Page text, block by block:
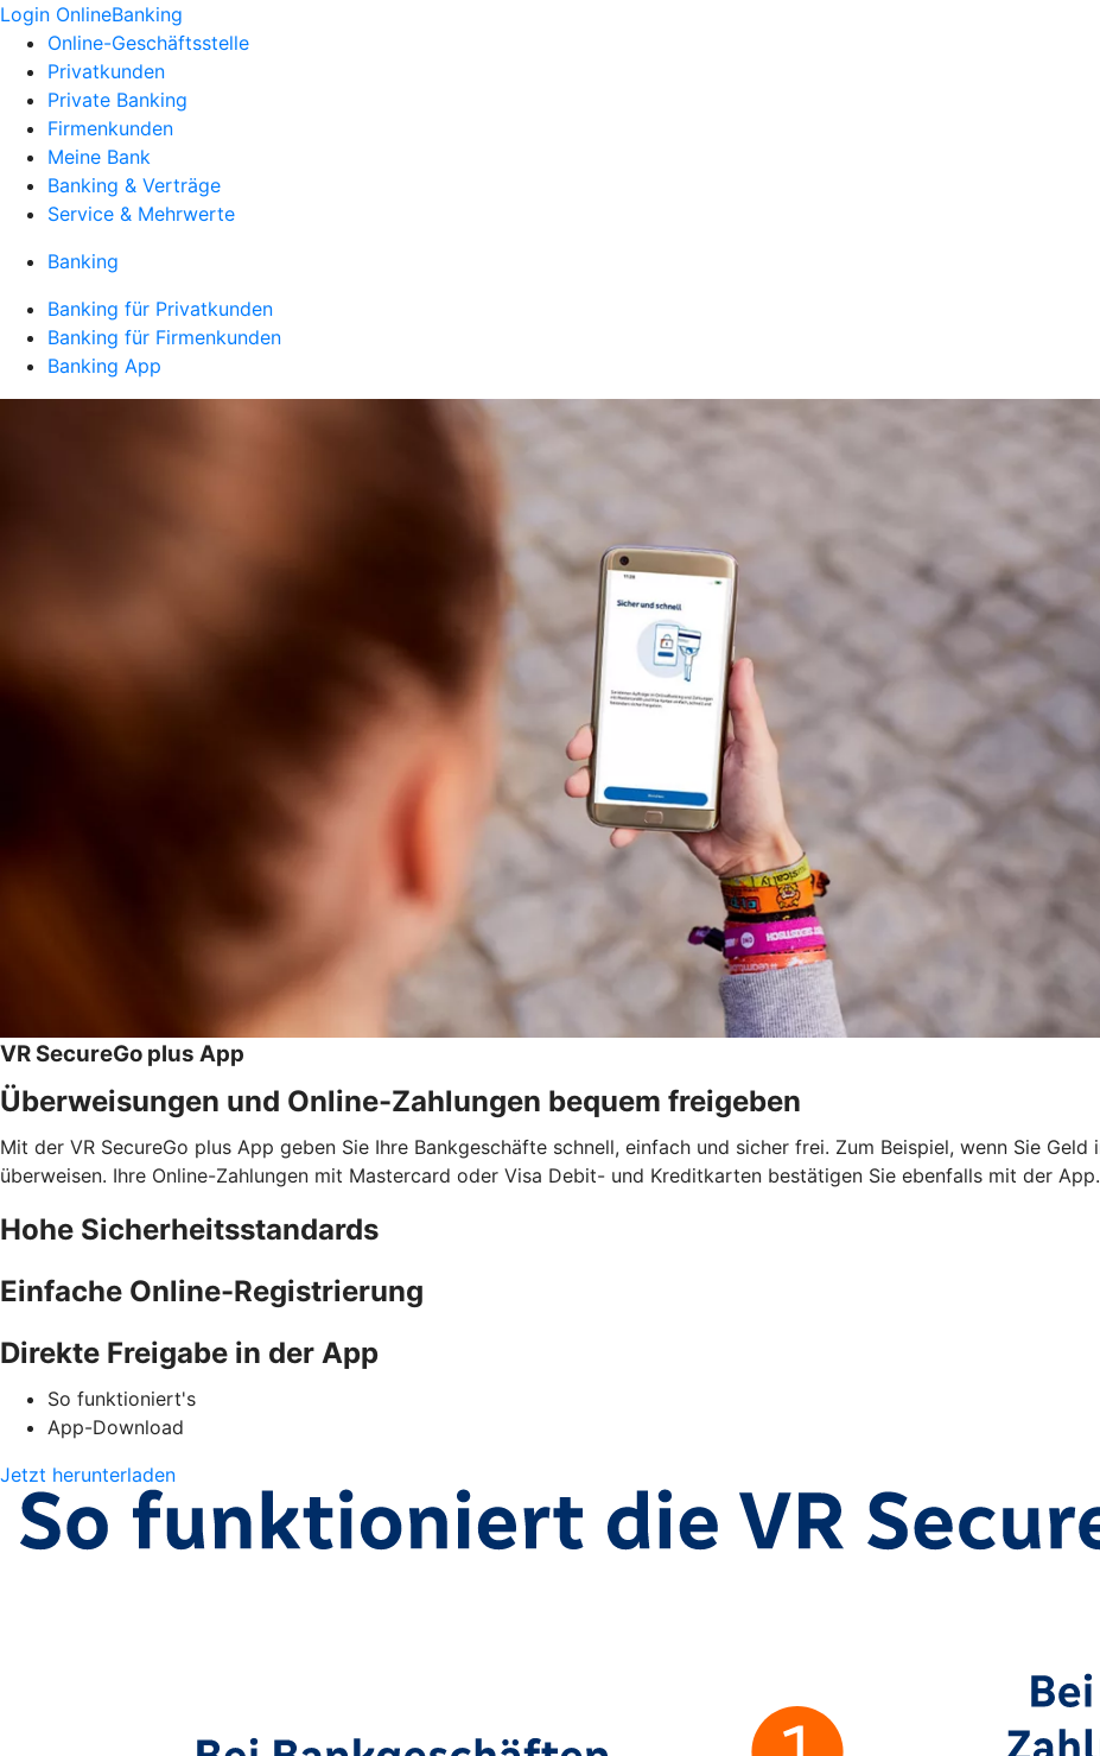
Login OnlineBanking
Online-Geschäftsstelle
Privatkunden
Private Banking
Firmenkunden
Meine Bank
Banking & Verträge
Service & Mehrwerte
Banking
Banking für Privatkunden
Banking für Firmenkunden
Banking App
VR SecureGo plus App
Überweisungen und Online-Zahlungen bequem freigeben
Mit der VR SecureGo plus App geben Sie Ihre Bankgeschäfte schnell, einfach und sicher frei. Zum Beispiel, wenn Sie
überweisen. Ihre Online-Zahlungen mit Mastercard oder Visa Debit- und Kreditkarten bestätigen Sie ebenfalls mit der App.
Hohe Sicherheitsstandards
Einfache Online-Registrierung
Direkte Freigabe in der App
So funktioniert's
App-Download
Jetzt herunterladen